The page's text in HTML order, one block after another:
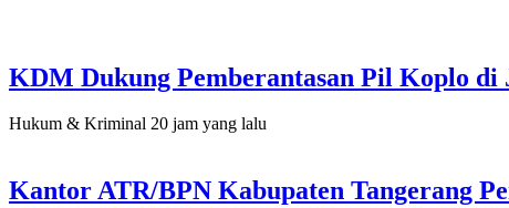
KDM Dukung Pemberantasan Pil Koplo
Hukum & Kriminal 20 jam yang lalu
Kantor ATR/BPN Kabupaten Tangerang